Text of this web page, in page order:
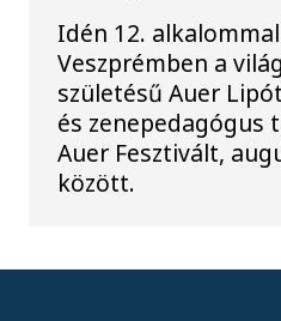
Idén 12.
Veszprémben a
születésű Auer
és zenepedagógus
Auer Fesztivált,
között.